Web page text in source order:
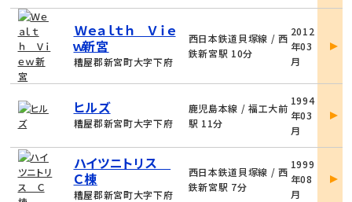
Ｗｅａｌｔｈ Ｖｉｅ
ｗ新宮
糟屋郡新宮町大字下府
西日本鉄道貝塚線 / 西
鉄新宮駅 10分
2012
年03
月
詳
ヒルズ
糟屋郡新宮町大字下府
鹿児島本線 / 福工大前
駅 11分
1994
年03
月
詳
ハイツニトリス
Ｃ棟
糟屋郡新宮町大字下府
西日本鉄道貝塚線 / 西
鉄新宮駅 7分
1999
年08
月
詳